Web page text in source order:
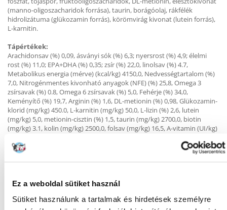
Ez a weboldal sütiket használ
Sütiket használunk a tartalmak és hirdetések személyre
(manno-oligoszacharidok forrása), taurin, borágóolaj, rákfélék
hidrolizátuma (glükozamin forrás), körömvirág kivonat (lutein forrás),
L-karnitin.
Tápértékek:
Arachidonsav (%) 0,09, ásványi sók (%) 6,3; nyersrost (%) 4,9; élelmi
rost (%) 11,0; EPA+DHA (%) 0,35; zsír (%) 22,0, linolsav (%) 4.7,
Metabolikus energia (mérve) (kcal/kg) 4150,0, Nedvességtartalom (%)
7,0, Nitrogénmentes kivonható anyagok (NFE) (%) 25,8, Omega 3
zsírsavak (%) 0.8, Omega 6 zsírsavak (%) 5,0, Fehérje (%) 34,0,
Keményítő (%) 19,7, Arginin (%) 1,6, DL-metionin (%) 0,98, Glükozamin-
klorid (mg/kg) 450.0, L-karnitin (mg/kg) 50,0, L-lizin (%) 2,6, lutein
(mg/kg) 5,0, metionin-cisztin (%) 1,5, taurin (mg/kg) 2700,0, biotin
(mg/kg) 3.1, kolin (mg/kg) 2500,0, folsav (mg/kg) 16,5, A-vitamin (UI/kg)
(mg/kg) 0.16, B2-vitamin (riboflavin) (mg/kg) 52,0, B3-vitamin (niacin)
(mg/kg) 500,0, B5-vitamin (pantoténsav) (mg/kg) 156,0, B6-vitamin
(mg/kg) 23,0, jód (mg/kg) 2.7, Vas (mg/kg) 178,0, Magnézium (%) 0,05,
(%) 0,34, Cink (mg/kg) 232,0